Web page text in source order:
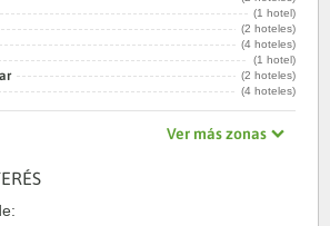
(1 hotel)
(2 hoteles)
(4 hoteles)
(1 hotel)
(2 hoteles)
(4 hoteles)
Ver más zonas